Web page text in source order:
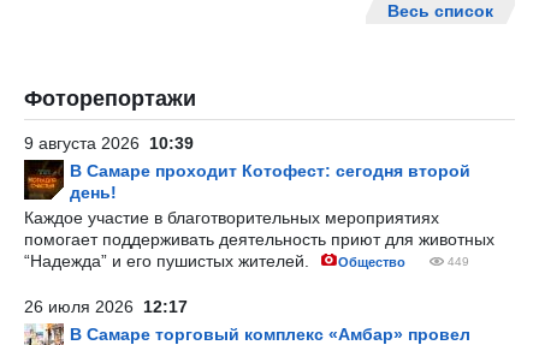
Весь список
Фоторепортажи
9 августа 2026 10:39
В Самаре проходит Котофест: сегодня второй
день!
Каждое участие в благотворительных мероприятиях
помогает поддерживать деятельность приют для животных
“Надежда” и его пушистых жителей.
Общество 449
26 июля 2026 12:17
В Самаре торговый комплекс «Амбар» провел